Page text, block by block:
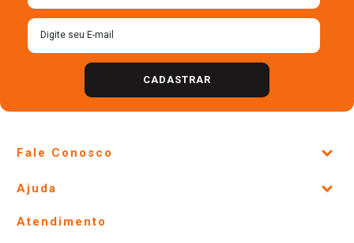
Site Institucional
Telefones e horários das lojas físicas